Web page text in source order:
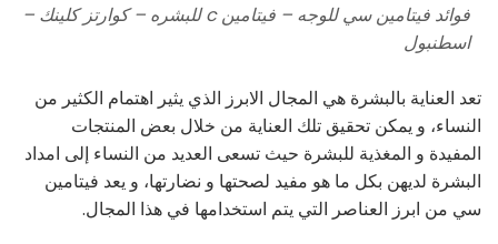
فوائد فيتامين سي للوجه – فيتامين c للبشره – كوارتز كلينك –
اسطنبول
تعد العناية بالبشرة هي المجال الابرز الذي يثير اهتمام الكثير من
النساء، و يمكن تحقيق تلك العناية من خلال بعض المنتجات
المفيدة و المغذية للبشرة حيث تسعى العديد من النساء إلى امداد
البشرة لديهن بكل ما هو مفيد لصحتها و نضارتها، و يعد فيتامين
سي من ابرز العناصر التي يتم استخدامها في هذا المجال.